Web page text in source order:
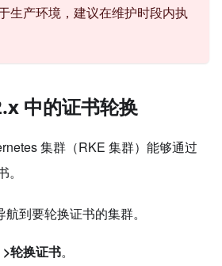
生产环境，建议在维护时段内执
中的证书轮换
集群（RKE 集群）能够通过
到要轮换证书的集群。
轮换证书。